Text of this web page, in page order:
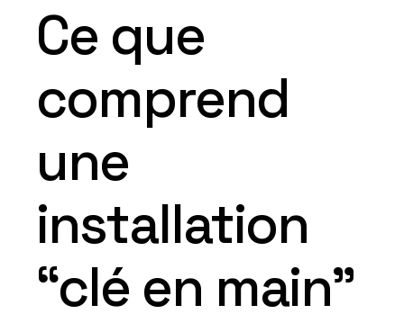
Ce que
comprend
une
installation
“clé en main”